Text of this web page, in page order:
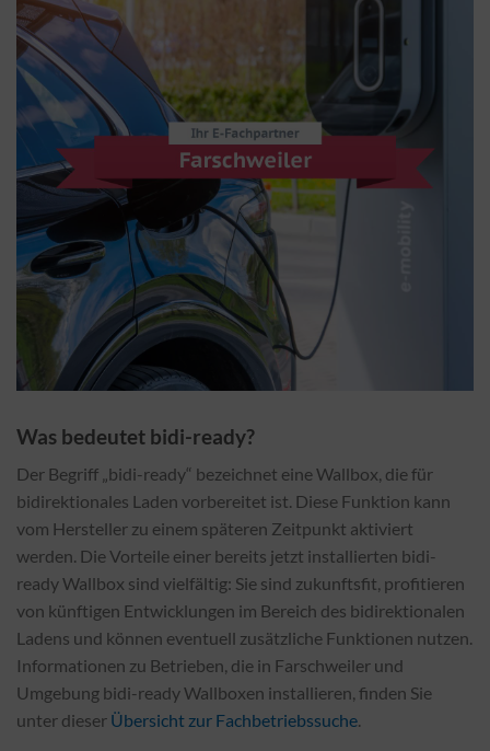
Was bedeutet bidi-ready?
Der Begriff „bidi-ready“ bezeichnet eine Wallbox, die für
bidirektionales Laden vorbereitet ist. Diese Funktion kann
vom Hersteller zu einem späteren Zeitpunkt aktiviert
werden. Die Vorteile einer bereits jetzt installierten bidi-
ready Wallbox sind vielfältig: Sie sind zukunftsfit, profitieren
von künftigen Entwicklungen im Bereich des bidirektionalen
Ladens und können eventuell zusätzliche Funktionen nutzen.
Informationen zu Betrieben, die in Farschweiler und
Umgebung bidi-ready Wallboxen installieren, finden Sie
unter dieser Übersicht zur Fachbetriebssuche.